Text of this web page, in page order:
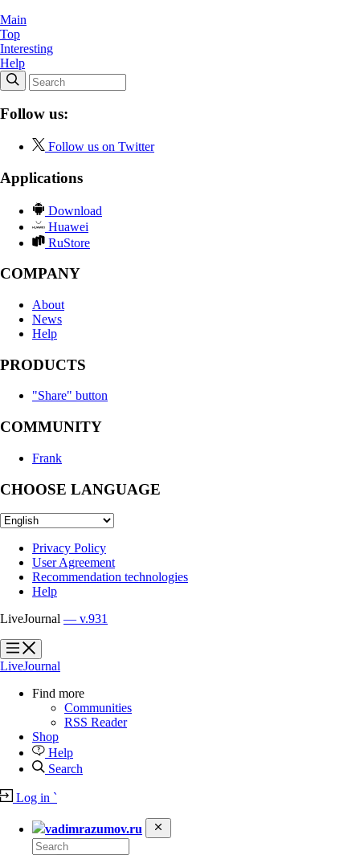
Main
Top
Interesting
Help
Follow us:
Follow us on Twitter
Applications
Download
Huawei
RuStore
COMPANY
About
News
Help
PRODUCTS
"Share" button
COMMUNITY
Frank
CHOOSE LANGUAGE
Privacy Policy
User Agreement
Recommendation technologies
Help
LiveJournal — v.931
?
?
LiveJournal
Find more
Communities
RSS Reader
Shop
Help
Search
Log in `
vadimrazumov.ru